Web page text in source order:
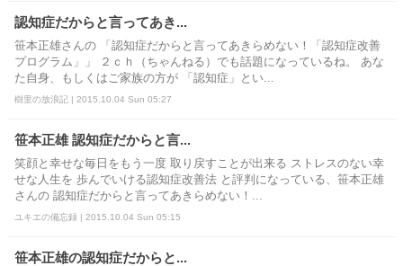
認知症だからと言ってあき...
笹本正雄さんの 「認知症だからと言ってあきらめない！「認知症改善
プログラム」」 ２ｃｈ（ちゃんねる）でも話題になっているね。 あな
た自身、もしくはご家族の方が 「認知症」とい...
樹里の放浪記 | 2015.10.04 Sun 05:27
笹本正雄 認知症だからと言...
笑顔と幸せな毎日をもう一度 取り戻すことが出来る ストレスのない幸
せな人生を 歩んでいける認知症改善法 と評判になっている、笹本正雄
さんの 認知症だからと言ってあきらめない！...
ユキエの備忘録 | 2015.10.04 Sun 05:15
笹本正雄の認知症だからと...